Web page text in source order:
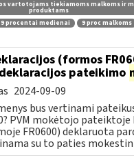
vartotojams tiekiamoms malkoms ir
produktams
9 procentai medienai
9 proc malkoms
(formos
pateikimo
2024-09-09
bus vertinami
PVM mokėtojo pateiktoje
FR0600) deklaruota
su to paties